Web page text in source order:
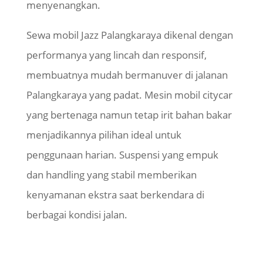
menyenangkan.
Sewa mobil Jazz Palangkaraya dikenal dengan
performanya yang lincah dan responsif,
membuatnya mudah bermanuver di jalanan
Palangkaraya yang padat. Mesin mobil citycar
yang bertenaga namun tetap irit bahan bakar
menjadikannya pilihan ideal untuk
penggunaan harian. Suspensi yang empuk
dan handling yang stabil memberikan
kenyamanan ekstra saat berkendara di
berbagai kondisi jalan.